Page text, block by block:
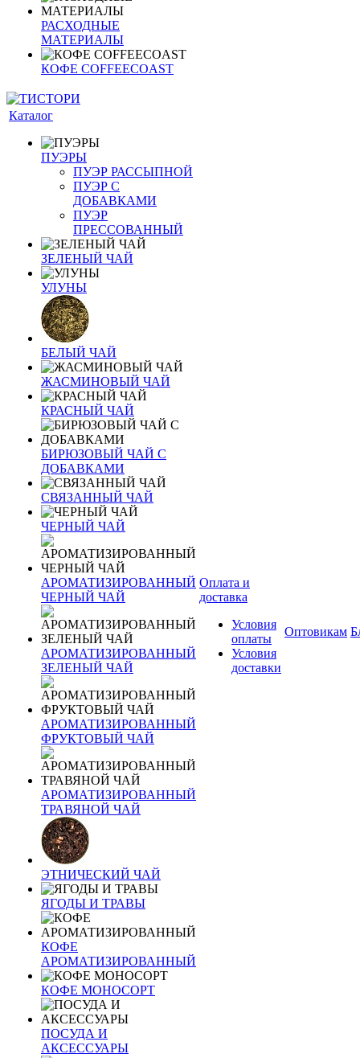
РАСХОДНЫЕ
МАТЕРИАЛЫ
КОФЕ COFFEECOAST
Каталог
ПУЭРЫ
ПУЭР РАССЫПНОЙ
ПУЭР С
ДОБАВКАМИ
ПУЭР
ПРЕССОВАННЫЙ
ЗЕЛЕНЫЙ ЧАЙ
УЛУНЫ
БЕЛЫЙ ЧАЙ
ЖАСМИНОВЫЙ ЧАЙ
КРАСНЫЙ ЧАЙ
БИРЮЗОВЫЙ ЧАЙ С
ДОБАВКАМИ
СВЯЗАННЫЙ ЧАЙ
ЧЕРНЫЙ ЧАЙ
АРОМАТИЗИРОВАННЫЙ
ЧЕРНЫЙ ЧАЙ
АРОМАТИЗИРОВАННЫЙ
ЗЕЛЕНЫЙ ЧАЙ
АРОМАТИЗИРОВАННЫЙ
ФРУКТОВЫЙ ЧАЙ
АРОМАТИЗИРОВАННЫЙ
ТРАВЯНОЙ ЧАЙ
ЭТНИЧЕСКИЙ ЧАЙ
ЯГОДЫ И ТРАВЫ
КОФЕ
АРОМАТИЗИРОВАННЫЙ
КОФЕ МОНОСОРТ
ПОСУДА И
АКСЕССУАРЫ
Оплата и
доставка
Условия
оплаты
Условия
доставки
Оптовикам